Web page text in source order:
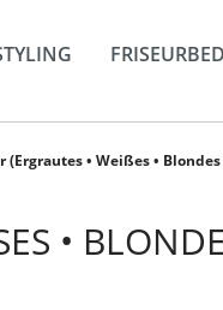
(Ergrautes • Weißes •
•